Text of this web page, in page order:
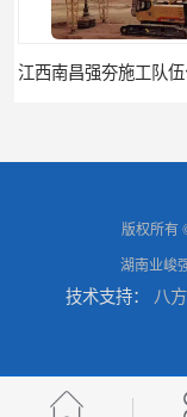
版权所有
湖南业峻
技术支持： 八